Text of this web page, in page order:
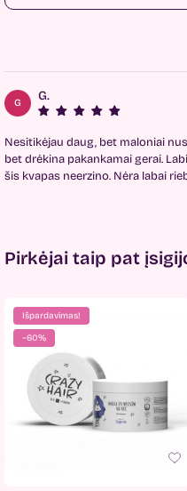
G G.
Nesitikėjau daug, bet maloniai
bet drėkina pakankamai gerai.
šis kvapas neerzino. Nėra labai
Pirkėjai taip pat
Išpardavimas!
−60%